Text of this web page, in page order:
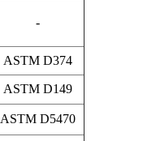
-
ASTM D374
ASTM D149
ASTM D5470